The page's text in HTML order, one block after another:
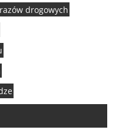
drogowych